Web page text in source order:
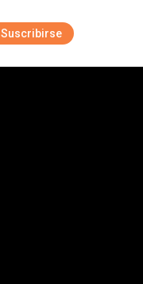
Suscribirse